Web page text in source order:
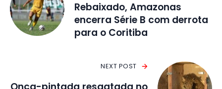
Rebaixado, Amazonas
encerra Série B com derrota
para o Coritiba
NEXT POST